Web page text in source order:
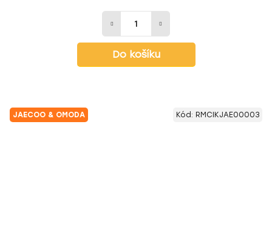
Do košíku
JAECOO & OMODA Kód: RMCIKJAE00003